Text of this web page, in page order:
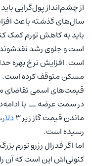
از چشم‌انداز پول‌گرایی
سال‌های گذشته باعث
باید به کاهش تورم کمک
است و جلوی رشد
است. افزایش نرخ بهره
مسکن متوقف کرده است.
قیمت‌های اسمی تقاضای
در سمت عرضه ــ با
ماندن قیمت گاز زیر 3 دلار
رسیده است.
اما اگر فدرال رزرو
کنونی‌اش این است که آن